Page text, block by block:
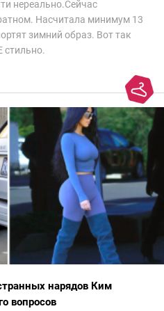
нереально.Сейчас
Насчитала минимум 13
зимний образ. Вот так
стильно.
нарядов Ким
вопросов